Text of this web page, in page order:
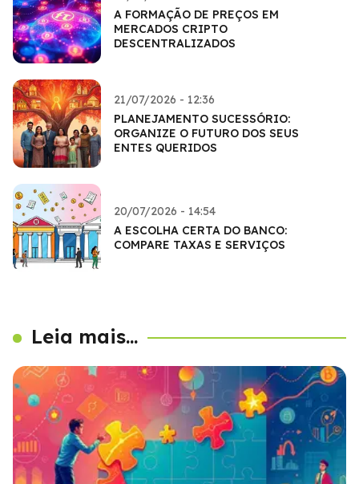
A FORMAÇÃO DE PREÇOS EM
MERCADOS CRIPTO
DESCENTRALIZADOS
21/07/2026 - 12:36
PLANEJAMENTO SUCESSÓRIO:
ORGANIZE O FUTURO DOS SEUS
ENTES QUERIDOS
20/07/2026 - 14:54
A ESCOLHA CERTA DO BANCO:
COMPARE TAXAS E SERVIÇOS
Leia mais...